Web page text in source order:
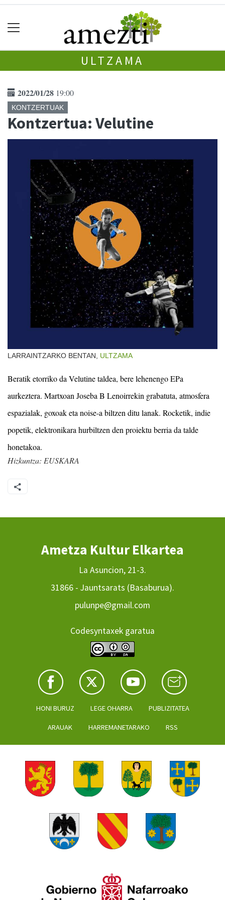
ULTZAMA
2022/01/28 19:00
KONTZERTUAK
Kontzertua: Velutine
LARRAINTZARKO BENTAN, ULTZAMA
Beratik etorriko da Velutine taldea, bere lehenengo EPa
aurkeztera. Martxoan Joseba B Lenoirrekin grabatuta, atmosfera
espazialak, goxoak eta noise-a biltzen ditu lanak. Rocketik, indie
popetik, elektronikara hurbiltzen den proiektu berria da talde
honetakoa.
Hizkuntza: EUSKARA
Ametza Kultur Elkartea
La Asuncion, 21-3.
31866 - Jauntsarats (Basaburua).
pulunpe@gmail.com
Codesyntaxek garatua
HONI BURUZ LEGE OHARRA PUBLIZITATEA
ARAUAK HARREMANETARAKO RSS